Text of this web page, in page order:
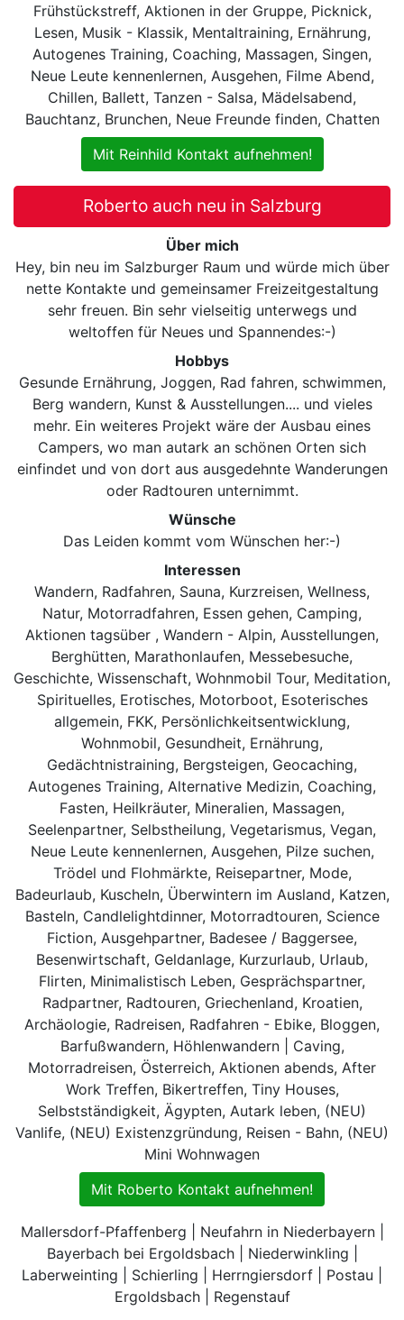
Frühstückstreff, Aktionen in der Gruppe, Picknick,
Lesen, Musik - Klassik, Mentaltraining, Ernährung,
Autogenes Training, Coaching, Massagen, Singen,
Neue Leute kennenlernen, Ausgehen, Filme Abend,
Chillen, Ballett, Tanzen - Salsa, Mädelsabend,
Bauchtanz, Brunchen, Neue Freunde finden, Chatten
Mit Reinhild Kontakt aufnehmen!
Roberto auch neu in Salzburg
Über mich
Hey, bin neu im Salzburger Raum und würde mich über
nette Kontakte und gemeinsamer Freizeitgestaltung
sehr freuen. Bin sehr vielseitig unterwegs und
weltoffen für Neues und Spannendes:-)
Hobbys
Gesunde Ernährung, Joggen, Rad fahren, schwimmen,
Berg wandern, Kunst & Ausstellungen.... und vieles
mehr. Ein weiteres Projekt wäre der Ausbau eines
Campers, wo man autark an schönen Orten sich
einfindet und von dort aus ausgedehnte Wanderungen
oder Radtouren unternimmt.
Wünsche
Das Leiden kommt vom Wünschen her:-)
Interessen
Wandern, Radfahren, Sauna, Kurzreisen, Wellness,
Natur, Motorradfahren, Essen gehen, Camping,
Aktionen tagsüber , Wandern - Alpin, Ausstellungen,
Berghütten, Marathonlaufen, Messebesuche,
Geschichte, Wissenschaft, Wohnmobil Tour, Meditation,
Spirituelles, Erotisches, Motorboot, Esoterisches
allgemein, FKK, Persönlichkeitsentwicklung,
Wohnmobil, Gesundheit, Ernährung,
Gedächtnistraining, Bergsteigen, Geocaching,
Autogenes Training, Alternative Medizin, Coaching,
Fasten, Heilkräuter, Mineralien, Massagen,
Seelenpartner, Selbstheilung, Vegetarismus, Vegan,
Neue Leute kennenlernen, Ausgehen, Pilze suchen,
Trödel und Flohmärkte, Reisepartner, Mode,
Badeurlaub, Kuscheln, Überwintern im Ausland, Katzen,
Basteln, Candlelightdinner, Motorradtouren, Science
Fiction, Ausgehpartner, Badesee / Baggersee,
Besenwirtschaft, Geldanlage, Kurzurlaub, Urlaub,
Flirten, Minimalistisch Leben, Gesprächspartner,
Radpartner, Radtouren, Griechenland, Kroatien,
Archäologie, Radreisen, Radfahren - Ebike, Bloggen,
Barfußwandern, Höhlenwandern | Caving,
Motorradreisen, Österreich, Aktionen abends, After
Work Treffen, Bikertreffen, Tiny Houses,
Selbstständigkeit, Ägypten, Autark leben, (NEU)
Vanlife, (NEU) Existenzgründung, Reisen - Bahn, (NEU)
Mini Wohnwagen
Mit Roberto Kontakt aufnehmen!
Mallersdorf-Pfaffenberg | Neufahrn in Niederbayern |
Bayerbach bei Ergoldsbach | Niederwinkling |
Laberweinting | Schierling | Herrngiersdorf | Postau |
Ergoldsbach | Regenstauf